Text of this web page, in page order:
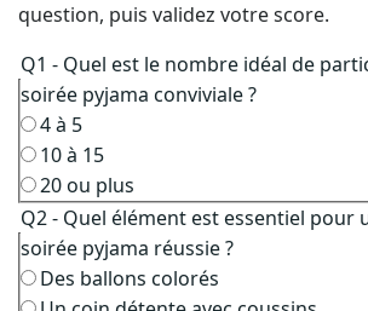
question, puis validez votre score.
Q1 - Quel est le nombre idéal de
soirée pyjama conviviale ?
4 à 5
10 à 15
20 ou plus
Q2 - Quel élément est essentiel pour
soirée pyjama réussie ?
Des ballons colorés